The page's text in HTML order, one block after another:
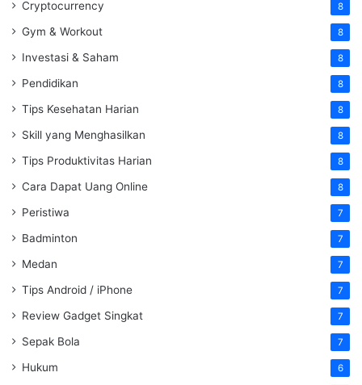
Cryptocurrency 8
Gym & Workout 8
Investasi & Saham 8
Pendidikan 8
Tips Kesehatan Harian 8
Skill yang Menghasilkan 8
Tips Produktivitas Harian 8
Cara Dapat Uang Online 8
Peristiwa 7
Badminton 7
Medan 7
Tips Android / iPhone 7
Review Gadget Singkat 7
Sepak Bola 7
Hukum 6